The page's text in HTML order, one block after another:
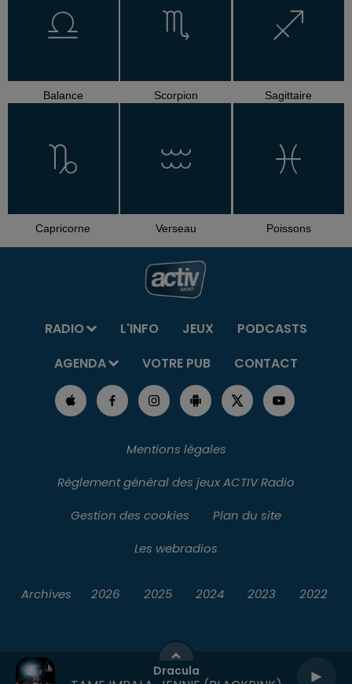
Dracula
Balance Scorpion Sagittaire
Capricorne Verseau Poissons
RADIO L'INFO JEUX
PODCASTS
AGENDA
VOTRE PUB CONTACT
Mentions légales
Règlement général des jeux ACTIV Radio
Gestion des cookies
Plan du site
Les webradios
Archives 2026 2025 2024 2023 2022